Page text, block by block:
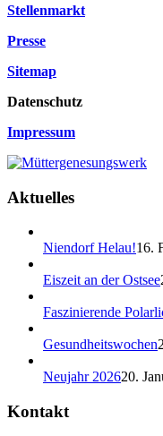
Stellenmarkt
Presse
Sitemap
Datenschutz
Impressum
Aktuelles
Niendorf Helau!16.
Eiszeit an der Ostsee
Faszinierende
Gesundheitswochen
Neujahr 202620.
Kontakt